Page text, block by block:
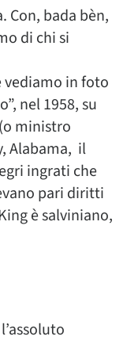
Con, bada bèn,
di chi si
vediamo in foto
nel 1958, su
ministro
Alabama, il
ingrati che
pari diritti
è salviniano,